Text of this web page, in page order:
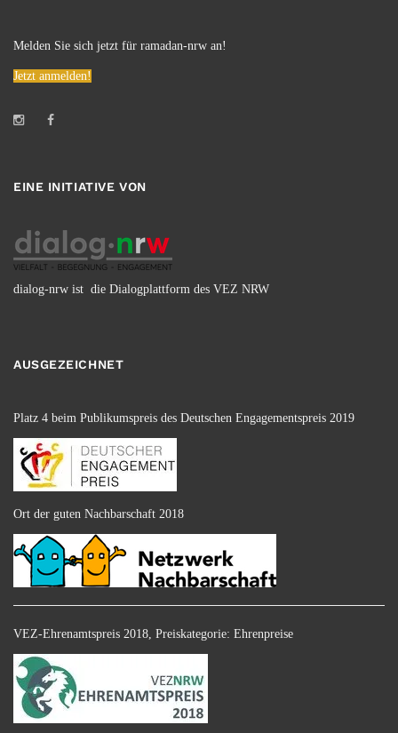
Melden Sie sich jetzt für ramadan-nrw an!
Jetzt anmelden!
EINE INITIATIVE VON
dialog-nrw ist die Dialogplattform des VEZ NRW
AUSGEZEICHNET
Platz 4 beim Publikumspreis des Deutschen Engagementspreis 2019
Ort der guten Nachbarschaft 2018
VEZ-Ehrenamtspreis 2018, Preiskategorie: Ehrenpreise